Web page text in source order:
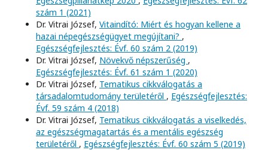
szám 1 (2021)
Dr. Vitrai József, Vitaindító: Miért és hogyan kellene a
hazai népegészségügyet megújítani? ,
Egészségfejlesztés: Évf. 60 szám 2 (2019)
Dr. Vitrai József, Növekvő népszerűség ,
Egészségfejlesztés: Évf. 61 szám 1 (2020)
Dr. Vitrai József, Tematikus cikkválogatás a
társadalomtudomány területéről , Egészségfejlesztés:
Évf. 59 szám 4 (2018)
Dr. Vitrai József, Tematikus cikkválogatás a viselkedés,
az egészségmagatartás és a mentális egészség
területéről , Egészségfejlesztés: Évf. 60 szám 5 (2019)